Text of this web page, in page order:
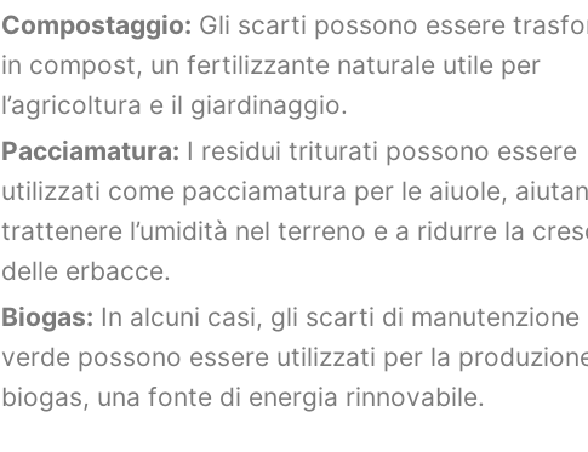
Compostaggio: Gli scarti possono essere
in compost, un fertilizzante naturale utile per
l’agricoltura e il giardinaggio.
Pacciamatura: I residui triturati possono essere
utilizzati come pacciamatura per le aiuole,
trattenere l’umidità nel terreno e a ridurre la
delle erbacce.
Biogas: In alcuni casi, gli scarti di manutenzione
verde possono essere utilizzati per la
biogas, una fonte di energia rinnovabile.